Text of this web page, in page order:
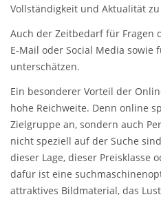
Vollständigkeit und Aktualität
Auch der Zeitbedarf für Fragen
E-Mail oder Social Media
unterschätzen.
Ein besonderer Vorteil der
hohe Reichweite. Denn online
Zielgruppe an, sondern auch
nicht speziell auf der Suche
dieser Lage, dieser Preisklasse
dafür ist eine
attraktives Bildmaterial, das